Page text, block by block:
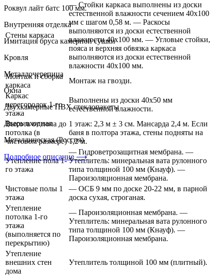
Роквул лайт батс 100 мм.
Внутренняя отделка
Имитация бруса камерной сушки
Кровля
Металлочерепица
Окна
Двухкамерные ПВХ стеклопакеты
Дверь входная
Металлическая (Россия)
Подробное описание ⟶
Стены каркаса
— Стойки каркаса выполнены из доски
естественной влажности сечением 40х100
мм с шагом 0,58 м. — Раскосы
выполняются из доски естественной
влажности 40х100 мм. — Угловые стойки,
пояса и верхняя обвязка каркаса
выполняются из доски естественной
влажности 40х100 мм.
Монтаж и сборка
каркаса
Монтаж на гвозди.
Каркас
перегородок 1-го
этажа
Выполнены из доски 40х50 мм
естественной влажности.
Высота от пола до
потолка (в
чистовом размере)
1 этаж: 2,3 м ± 3 см. Мансарда 2,4 м. Если
баня в полтора этажа, стены подняты на
1,2 м.
Утепление пола 1-
го этажа
— Гидроветрозащитная мембрана. —
Утеплитель: минеральная вата рулонного
типа толщиной 100 мм (Кнауф). —
Пароизоляционная мембрана.
Чистовые полы 1
этажа
— ОСБ 9 мм по доске 20-22 мм, в парной
доска сухая, строганая.
Утепление
потолка 1-го
этажа
(выполняется по
перекрытию)
— Пароизоляционная мембрана. —
Утеплитель: минеральная вата рулонного
типа толщиной 100 мм (Кнауф). —
Пароизоляционная мембрана.
Утепление
внешних стен
дома
Утеплитель толщиной 100 мм (плитный).